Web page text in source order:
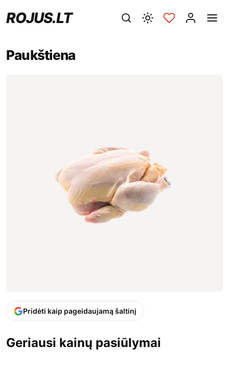
ROJUS.LT
Paukštiena
Pridėti kaip pageidaujamą šaltinį
Geriausi kainų pasiūlymai